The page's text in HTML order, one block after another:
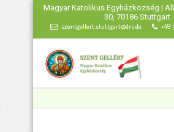
Magyar Katolikus Egyházközség |
30, 70186 Stuttgart
szentgellert.stuttgart@drs.de +49